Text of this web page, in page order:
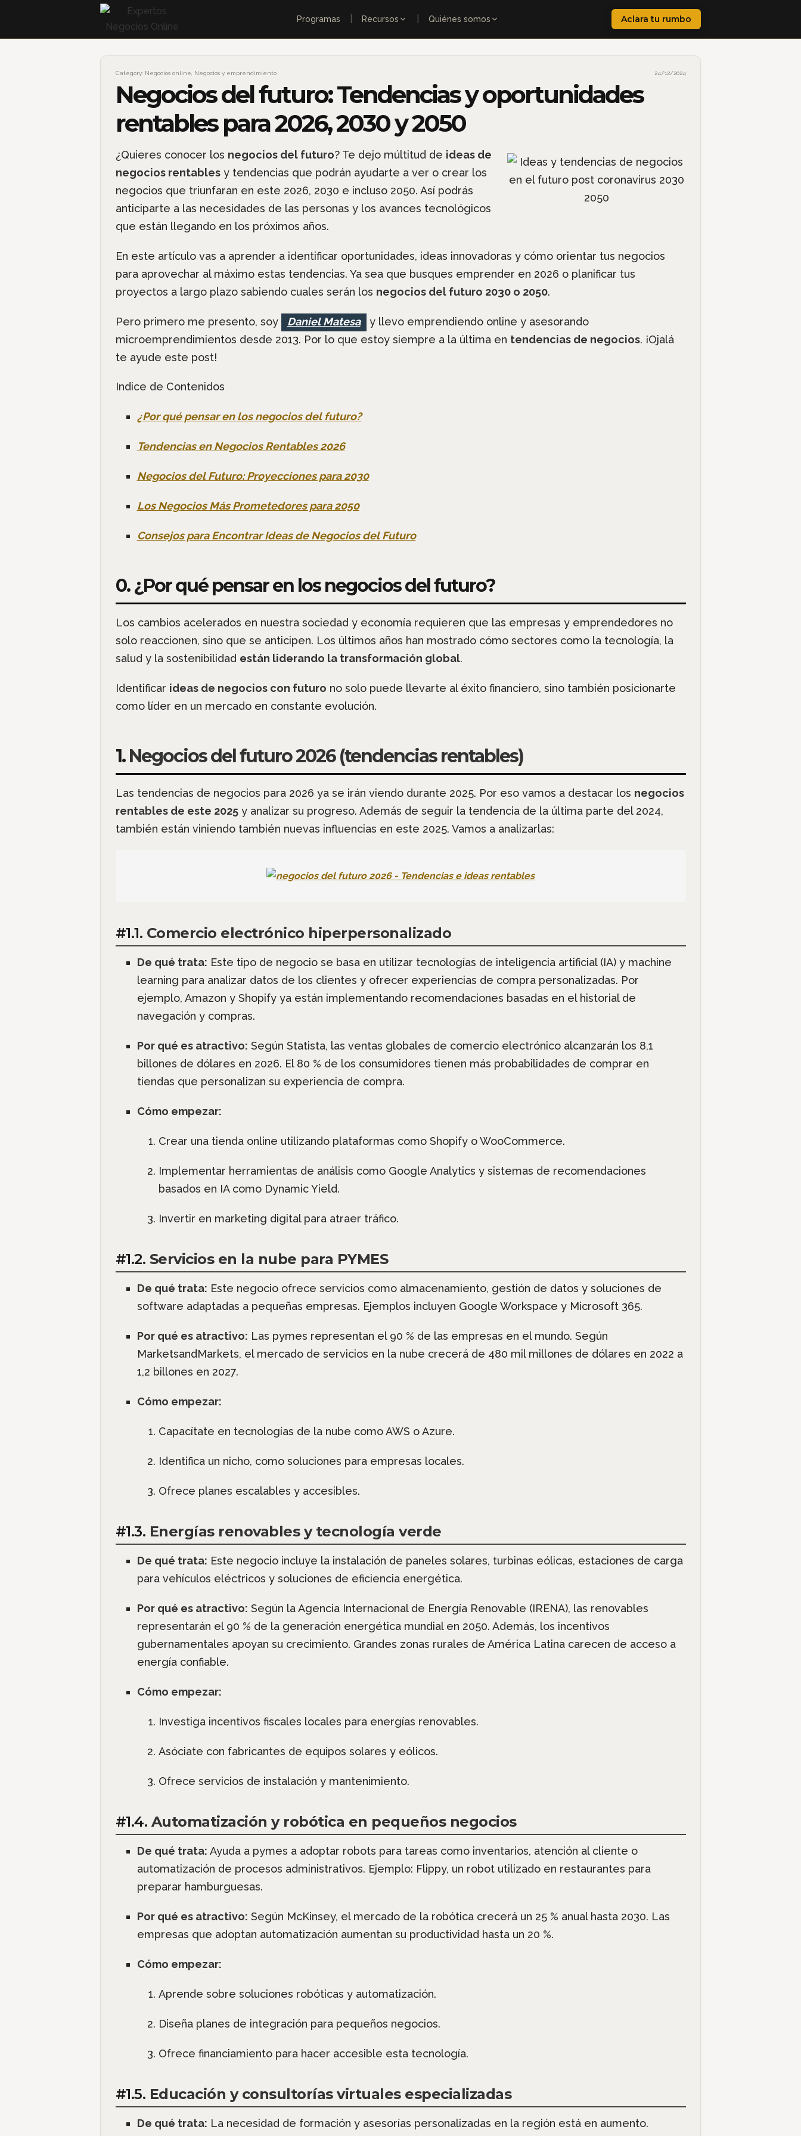
Programas Recursos Quiénes somos Aclara tu rumbo
24/12/2024
Category: Negocios online Negocios y emprendimiento
Negocios del futuro: Tendencias y oportunidades
rentables para 2026, 2030 y 2050
¿Quieres conocer los negocios del futuro? Te dejo múltitud de ideas de
negocios rentablesy tendencias que podrán ayudarte a ver o crear los
negocios que triunfaran en este 2026, 2030 e incluso 2050. Así podrás
anticiparte a las necesidades de las personas y los avances tecnológicos
que están llegando en los próximos años.
En este artículo vas a aprender a identificar oportunidades, ideas innovadoras y cómo orientar tus negocios
para aprovechar al máximo estas tendencias. Ya sea que busques emprender en 2026 o planificar tus
proyectos a largo plazo sabiendo cuales serán los negocios del futuro 2030 o 2050.
Pero primero me presento, soy Daniel Matesa
y llevo emprendiendo online y asesorando
microemprendimientos desde 2013. Por lo que estoy siempre a la última en tendencias de negocios. ¡Ojalá
te ayude este post!
Indice de Contenidos
¿Por qué pensar en los negocios del futuro?
Tendencias en Negocios Rentables 2026
Negocios del Futuro: Proyecciones para 2030
Los Negocios Más Prometedores para 2050
Consejos para Encontrar Ideas de Negocios del Futuro
0. ¿Por qué pensar en los negocios del futuro?
Los cambios acelerados en nuestra sociedad y economía requieren que las empresas y emprendedores no
solo reaccionen, sino que se anticipen. Los últimos años han mostrado cómo sectores como la tecnología, la
salud y la sostenibilidad están liderando la transformación global.
Identificar ideas de negocios con futuro no solo puede llevarte al éxito financiero, sino también posicionarte
como líder en un mercado en constante evolución.
1.Negocios del futuro 2026 (tendencias rentables)
Las tendencias de negocios para 2026 ya se irán viendo durante 2025. Por eso vamos a destacar los negocios
rentables de este 2025y analizar su progreso. Además de seguir la tendencia de la última parte del 2024,
también están viniendo también nuevas influencias en este 2025. Vamos a analizarlas:
#1.1. Comercio electrónico hiperpersonalizado
De qué trata: Este tipo de negocio se basa en utilizar tecnologías de inteligencia artificial (IA) y machine
learning para analizar datos de los clientes y ofrecer experiencias de compra personalizadas. Por
ejemplo, Amazon y Shopify ya están implementando recomendaciones basadas en el historial de
navegación y compras.
Por qué es atractivo: Según Statista, las ventas globales de comercio electrónico alcanzarán los 8,1
billones de dólares en 2026. El 80 % de los consumidores tienen más probabilidades de comprar en
tiendas que personalizan su experiencia de compra.
Cómo empezar:
Crear una tienda online utilizando plataformas como Shopify o WooCommerce.
Implementar herramientas de análisis como Google Analytics y sistemas de recomendaciones
basados en IA como Dynamic Yield.
Invertir en marketing digital para atraer tráfico.
#1.2. Servicios en la nube para PYMES
De qué trata: Este negocio ofrece servicios como almacenamiento, gestión de datos y soluciones de
software adaptadas a pequeñas empresas. Ejemplos incluyen Google Workspace y Microsoft 365.
Por qué es atractivo: Las pymes representan el 90 % de las empresas en el mundo. Según
MarketsandMarkets, el mercado de servicios en la nube crecerá de 480 mil millones de dólares en 2022 a
1,2 billones en 2027.
Cómo empezar:
Capacítate en tecnologías de la nube como AWS o Azure.
Identifica un nicho, como soluciones para empresas locales.
Ofrece planes escalables y accesibles.
#1.3. Energías renovables y tecnología verde
De qué trata: Este negocio incluye la instalación de paneles solares, turbinas eólicas, estaciones de carga
para vehículos eléctricos y soluciones de eficiencia energética.
Por qué es atractivo: Según la Agencia Internacional de Energía Renovable (IRENA), las renovables
representarán el 90 % de la generación energética mundial en 2050. Además, los incentivos
gubernamentales apoyan su crecimiento. Grandes zonas rurales de América Latina carecen de acceso a
energía confiable.
Cómo empezar:
Investiga incentivos fiscales locales para energías renovables.
Asóciate con fabricantes de equipos solares y eólicos.
Ofrece servicios de instalación y mantenimiento.
#1.4. Automatización y robótica en pequeños negocios
De qué trata: Ayuda a pymes a adoptar robots para tareas como inventarios, atención al cliente o
automatización de procesos administrativos. Ejemplo: Flippy, un robot utilizado en restaurantes para
preparar hamburguesas.
Por qué es atractivo: Según McKinsey, el mercado de la robótica crecerá un 25 % anual hasta 2030. Las
empresas que adoptan automatización aumentan su productividad hasta un 20 %.
Cómo empezar:
Aprende sobre soluciones robóticas y automatización.
Diseña planes de integración para pequeños negocios.
Ofrece financiamiento para hacer accesible esta tecnología.
#1.5. Educación y consultorías virtuales especializadas
De qué trata: La necesidad de formación y asesorías personalizadas en la región está en aumento.